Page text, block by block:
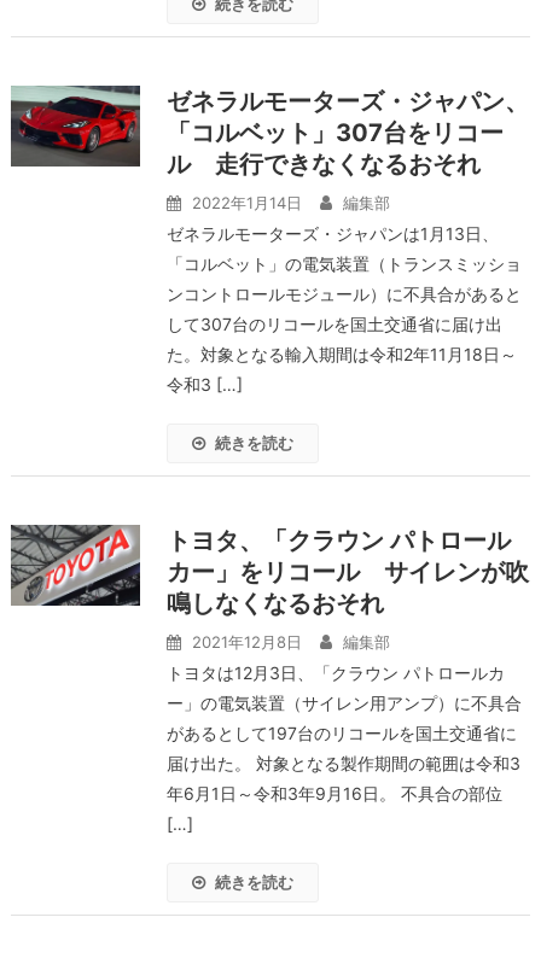
ゼネラルモーターズ・ジャパン、
「コルベット」307台をリコー
ル 走行できなくなるおそれ
2022年1月14日 編集部
ゼネラルモーターズ・ジャパンは1月13日、
「コルベット」の電気装置（トランスミッショ
ンコントロールモジュール）に不具合があると
して307台のリコールを国土交通省に届け出
た。対象となる輸入期間は令和2年11月18日～
令和3 […]
続きを読む
トヨタ、「クラウン パトロール
カー」をリコール サイレンが吹
鳴しなくなるおそれ
2021年12月8日 編集部
トヨタは12月3日、「クラウン パトロールカ
ー」の電気装置（サイレン用アンプ）に不具合
があるとして197台のリコールを国土交通省に
届け出た。 対象となる製作期間の範囲は令和3
年6月1日～令和3年9月16日。 不具合の部位
[…]
続きを読む